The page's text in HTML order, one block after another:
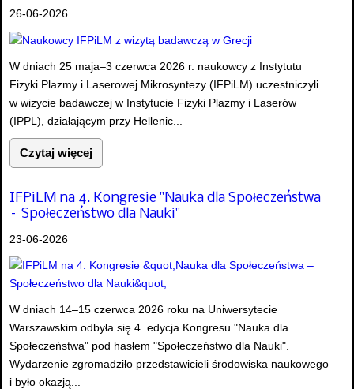
26-06-2026
W dniach 25 maja–3 czerwca 2026 r. naukowcy z Instytutu
Fizyki Plazmy i Laserowej Mikrosyntezy (IFPiLM) uczestniczyli
w wizycie badawczej w Instytucie Fizyki Plazmy i Laserów
(IPPL), działającym przy Hellenic...
Czytaj więcej
IFPiLM na 4. Kongresie "Nauka dla Społeczeństwa
– Społeczeństwo dla Nauki"
23-06-2026
W dniach 14–15 czerwca 2026 roku na Uniwersytecie
Warszawskim odbyła się 4. edycja Kongresu "Nauka dla
Społeczeństwa" pod hasłem "Społeczeństwo dla Nauki".
Wydarzenie zgromadziło przedstawicieli środowiska naukowego
i było okazją...